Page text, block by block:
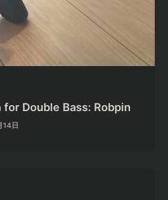
for Double Bass: Robpin
日